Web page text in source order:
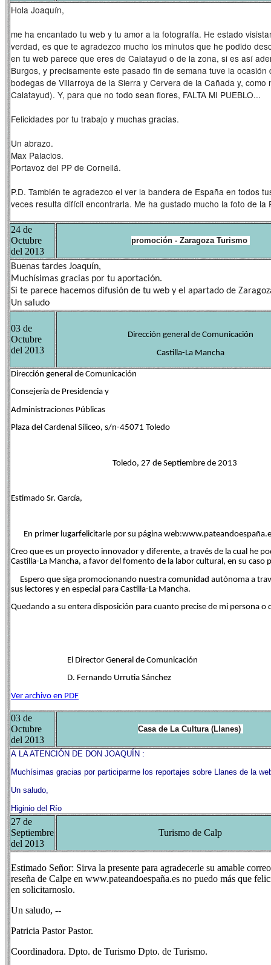
Hola Joaquín,
me ha encantado tu web y tu amor a la fotografía. He estado
verdad, es que te agradezco mucho los minutos que he podido
en tu web parece que eres de Calatayud o de la zona, si es así
Burgos, y precisamente este pasado fin de semana tuve la
bodegas de Villarroya de la Sierra y Cervera de la Cañada y,
Calatayud). Y, para que no todo sean flores, FALTA MI PUEBLO...
Felicidades por tu trabajo y muchas gracias.
Un abrazo.
Max Palacios.
Portavoz del PP de Cornellá.
P.D. También te agradezco el ver la bandera de España en todos
veces resulta difícil encontrarla. Me ha gustado mucho la foto de
24 de
Octubre
del 2013
promoción - Zaragoza Turismo
Buenas tardes Joaquín,
Muchísimas gracias por tu aportación.
Si te parece hacemos difusión de tu web y el apartado de
Un saludo
03 de
Octubre
del 2013
Dirección general de Comunicación
Castilla-La Mancha
Dirección general de Comunicación
Consejería de Presidencia y
Administraciones Públicas
Plaza del Cardenal Síliceo, s/n-45071 Toledo
Toledo, 27 de Septiembre de 2013
Estimado Sr. García,
En primer lugarfelicitarle por su página
Creo que es un proyecto innovador y diferente, a través de la cual he
Castilla-La Mancha, a favor del fomento de la labor cultural, en su caso
Espero que siga promocionando nuestra comunidad autónoma a
sus lectores y en especial para Castilla-La Mancha.
Quedando a su entera disposición para cuanto precise de mi persona
El Director General de Comunicación
D. Fernando Urrutia Sánchez
Ver archivo en PDF
03 de
Octubre
del 2013
Casa de La Cultura (Llanes)
A LA ATENCIÓN DE DON JOAQUÍN :
Muchísimas gracias por participarme los reportajes sobre Llanes de la
Un saludo,
Higinio del Río
27 de
Septiembre
del 2013
Turismo de Calp
Estimado Señor: Sirva la presente para agradecerle su amable
reseña de Calpe en www.pateandoespaña.es no puedo más que
en solicitarnoslo.
Un saludo, --
Patricia Pastor Pastor.
Coordinadora. Dpto. de Turismo Dpto. de Turismo.